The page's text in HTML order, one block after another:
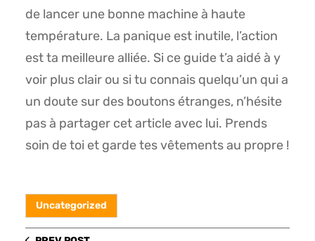
de lancer une bonne machine à haute
température. La panique est inutile, l’action
est ta meilleure alliée. Si ce guide t’a aidé à y
voir plus clair ou si tu connais quelqu’un qui a
un doute sur des boutons étranges, n’hésite
pas à partager cet article avec lui. Prends
soin de toi et garde tes vêtements au propre !
Uncategorized